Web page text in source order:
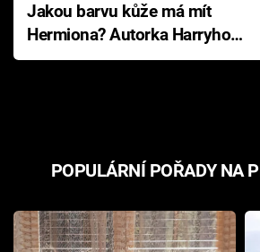
Jakou barvu kůže má mít
Hermiona? Autorka Harryho
Pottera přišla s ráznou
POPULÁRNÍ POŘADY NA